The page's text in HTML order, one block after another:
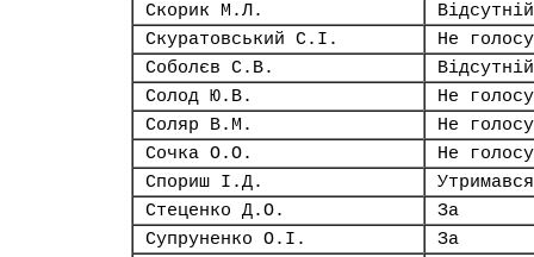
Скорик М.Л.
Відсутній
Скуратовський С.І.
Не
Соболєв С.В.
Відсутній
Солод Ю.В.
Не
Соляр В.М.
Не
Сочка О.О.
Не
Спориш І.Д.
Утримався
Стеценко Д.О.
За
Супруненко О.І.
За